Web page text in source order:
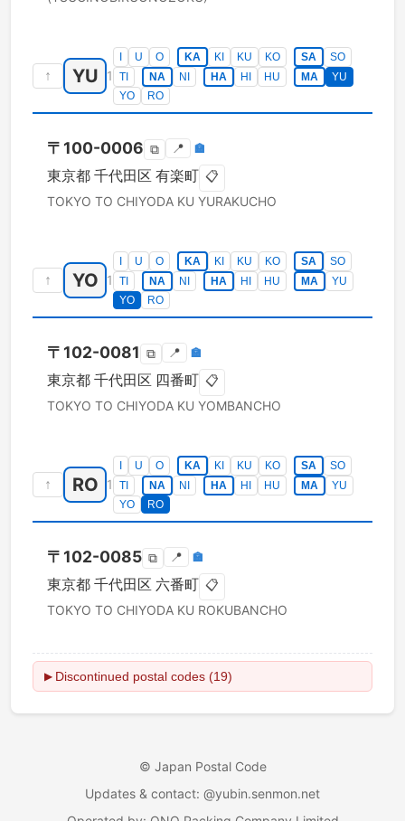
↑ YU 1
U O KA KI KU KO SA
SO
TI
NA NI HA HI HU MA
YU
YO
RO
〒 100-0006 ⧉ 📍 🏣
東京都 千代田区 有楽町 📋
TOKYO TO CHIYODA KU YURAKUCHO
↑ YO 1
U O KA KI KU KO SA
SO
TI
NA NI HA HI HU MA
YU
YO
RO
〒 102-0081 ⧉ 📍 🏣
東京都 千代田区 四番町 📋
TOKYO TO CHIYODA KU YOMBANCHO
↑ RO 1
U O KA KI KU KO SA
SO
TI
NA NI HA HI HU MA
YU
YO
RO
〒 102-0085 ⧉ 📍 🏣
東京都 千代田区 六番町 📋
TOKYO TO CHIYODA KU ROKUBANCHO
▶ Discontinued postal codes (19)
© Japan Postal Code
Updates & contact: @yubin.senmon.net